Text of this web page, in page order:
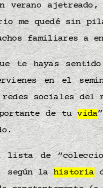
verano
me quedé sin
familiares a
te hayas
en el
sociales del
de tuvida
lista de
según lahistoria